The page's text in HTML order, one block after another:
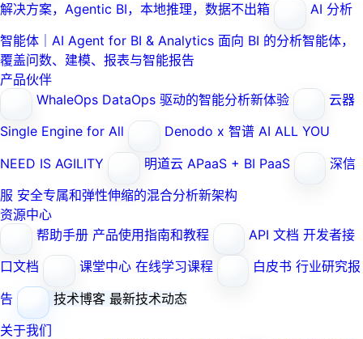
解决方案，Agentic BI，本地推理，数据不出箱
AI 分析
智能体｜AI Agent for BI & Analytics 面向 BI 的分析智能体，
覆盖问数、建模、报表与智能报告
产品伙伴
WhaleOps DataOps 驱动的智能分析新体验
云器
Single Engine for All
Denodo x 智谱 AI ALL YOU
NEED IS AGILITY
明道云 APaaS + BI PaaS
深信
服 安全专属和弹性伸缩的混合分析新架构
资源中心
帮助手册 产品使用指南和教程 API 文档 开发者接
口文档
课堂中心 在线学习课程 白皮书 行业研究报
告
技术博客 最新技术动态
关于我们